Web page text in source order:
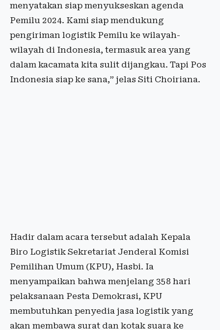
menyatakan siap menyukseskan agenda
Pemilu 2024. Kami siap mendukung
pengiriman logistik Pemilu ke wilayah-
wilayah di Indonesia, termasuk area yang
dalam kacamata kita sulit dijangkau. Tapi Pos
Indonesia siap ke sana,” jelas Siti Choiriana.
Hadir dalam acara tersebut adalah Kepala
Biro Logistik Sekretariat Jenderal Komisi
Pemilihan Umum (KPU), Hasbi. Ia
menyampaikan bahwa menjelang 358 hari
pelaksanaan Pesta Demokrasi, KPU
membutuhkan penyedia jasa logistik yang
akan membawa surat dan kotak suara ke